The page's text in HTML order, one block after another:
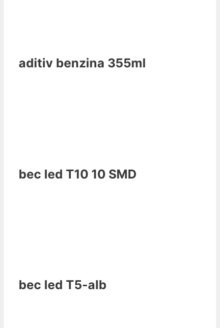
aditiv benzina 355ml
bec led T10 10 SMD
bec led T5-alb